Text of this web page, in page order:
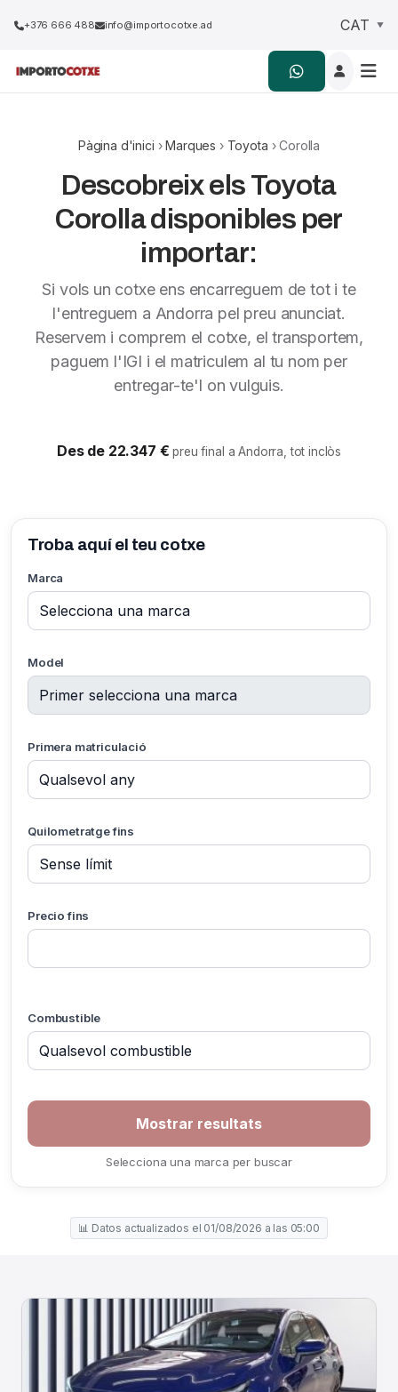
+376 666 488 info@importocotxe.ad
Pàgina d'inici ›Marques › Toyota › Corolla
Descobreix els Toyota
Corolla disponibles per
importar:
Si vols un cotxe ens encarreguem de tot i te
l'entreguem a Andorra pel preu anunciat.
Reservem i comprem el cotxe, el transportem,
paguem l'IGI i el matriculem al tu nom per
entregar-te'l on vulguis.
Des de 22.347 €preu final a Andorra, tot inclòs
Troba aquí el teu cotxe
Marca
Model
Primera matriculació
Quilometratge fins
Precio fins
Combustible
Selecciona una marca per buscar
📊 Datos actualizados el 01/08/2026 a las 05:00